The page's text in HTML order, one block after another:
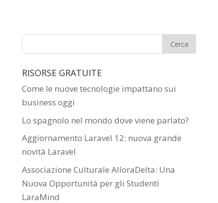
RISORSE GRATUITE
Come le nuove tecnologie impattano sui
business oggi
Lo spagnolo nel mondo dove viene parlato?
Aggiornamento Laravel 12: nuova grande
novità Laravel
Associazione Culturale AlloraDelta: Una
Nuova Opportunità per gli Studenti
LaraMind